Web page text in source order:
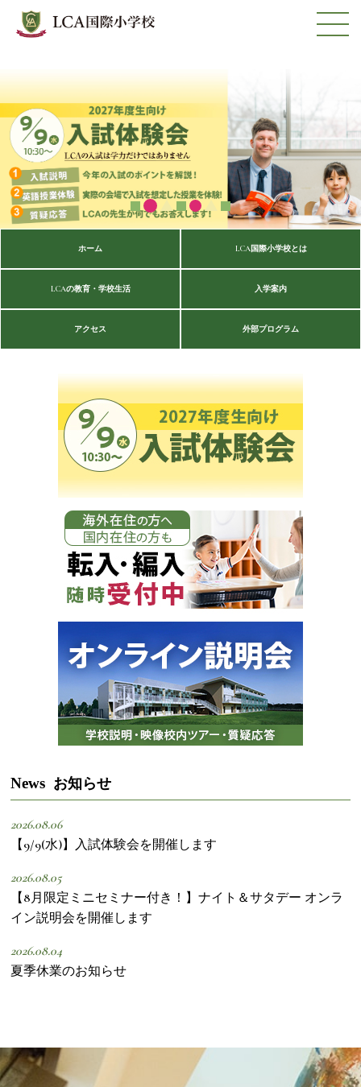
ホーム LCA国際小学校とは
LCAの教育・学校生活 入学案内
アクセス 外部プログラム
News お知らせ
2026.08.06
【9/9(水)】入試体験会を開催します
2026.08.05
【8月限定ミニセミナー付き！】ナイト＆サタデー オンラ
イン説明会を開催します
2026.08.04
夏季休業のお知らせ